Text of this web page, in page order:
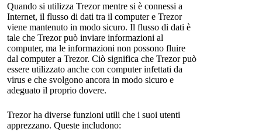
Quando si utilizza Trezor mentre si è connessi a
Internet, il flusso di dati tra il computer e Trezor
viene mantenuto in modo sicuro. Il flusso di dati è
tale che Trezor può inviare informazioni al
computer, ma le informazioni non possono fluire
dal computer a Trezor. Ciò significa che Trezor può
essere utilizzato anche con computer infettati da
virus e che svolgono ancora in modo sicuro e
adeguato il proprio dovere.
Trezor ha diverse funzioni utili che i suoi utenti
apprezzano. Queste includono: